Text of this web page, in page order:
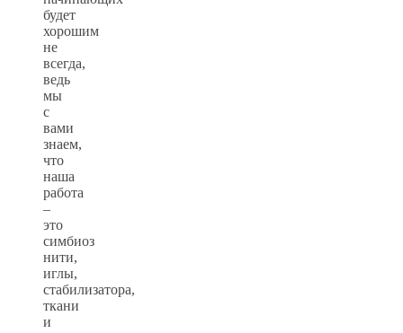
будет
хорошим
не
всегда,
ведь
мы
с
вами
знаем,
что
наша
работа
–
это
симбиоз
нити,
иглы,
стабилизатора,
ткани
и